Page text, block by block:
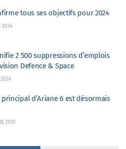
tous ses objectifs pour 2024
2024
2 500 suppressions d’emplois
Defence & Space
2024
d’Ariane 6 est désormais
2019